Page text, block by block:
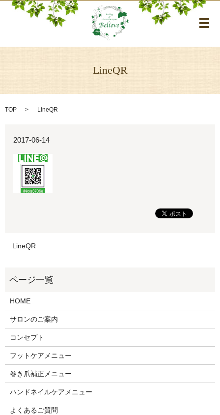
メ
LineQR
TOP LineQR
2017-06-14
LineQR
HOME
サロンのご案内
コンセプト
フットケアメニュー
巻き爪補正メニュー
ハンドネイルケアメニュー
よくあるご質問